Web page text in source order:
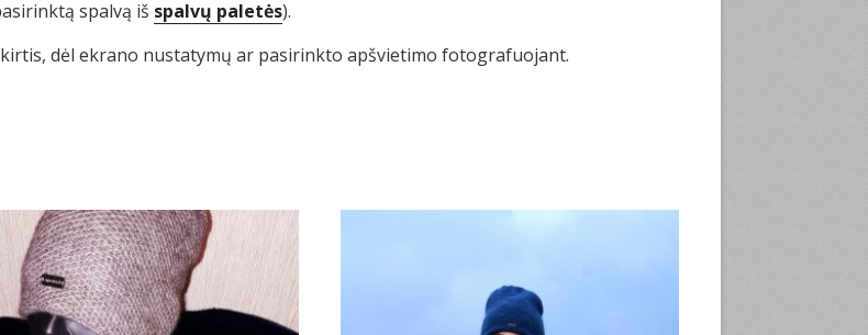
spalvą iš spalvų paletės).
dėl ekrano nustatymų ar pasirinkto apšvietimo fotografuojant.